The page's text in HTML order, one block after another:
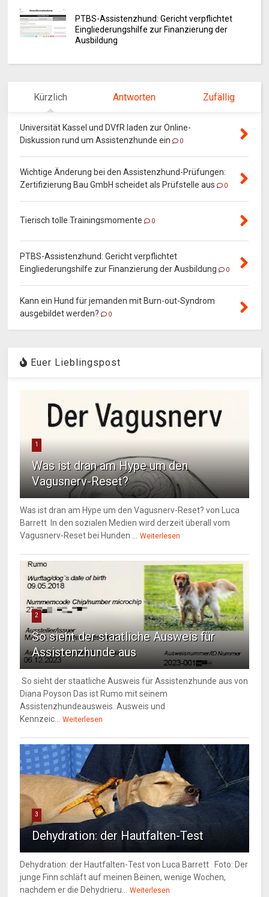
PTBS-Assistenzhund: Gericht verpflichtet
Eingliederungshilfe zur Finanzierung der
Ausbildung
Kürzlich Antworten Zufällig
Universität Kassel und DVfR laden zur Online-
Diskussion rund um Assistenzhunde ein
0
Wichtige Änderung bei den Assistenzhund-Prüfungen:
Zertifizierung Bau GmbH scheidet als Prüfstelle aus
0
Tierisch tolle Trainingsmomente 0
PTBS-Assistenzhund: Gericht verpflichtet
Eingliederungshilfe zur Finanzierung der Ausbildung
0
Kann ein Hund für jemanden mit Burn-out-Syndrom
ausgebildet werden?
0
Euer Lieblingspost
1
Was ist dran am Hype um den
Vagusnerv-Reset?
Was ist dran am Hype um den Vagusnerv-Reset? von Luca
Barrett In den sozialen Medien wird derzeit überall vom
Vagusnerv-Reset bei Hunden ... Weiterlesen
2
So sieht der staatliche Ausweis für
Assistenzhunde aus
So sieht der staatliche Ausweis für Assistenzhunde aus von
Diana Poyson Das ist Rumo mit seinem
Assistenzhundeausweis. Ausweis und
Kennzeic... Weiterlesen
3
Dehydration: der Hautfalten-Test
Dehydration: der Hautfalten-Test von Luca Barrett Foto: Der
junge Finn schläft auf meinen Beinen, wenige Wochen,
nachdem er die Dehydrieru... Weiterlesen